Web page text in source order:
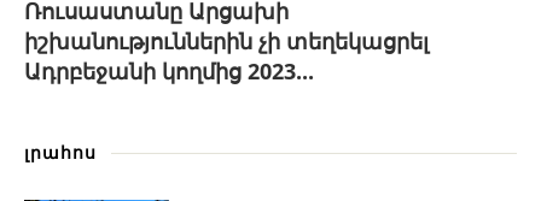
Ռուսաստանը Արցախի
իշխանություններին չի տեղեկացրել
Ադրբեջանի կողմից 2023...
լրահոս